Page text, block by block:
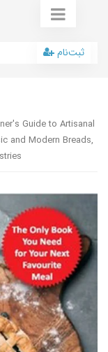
ثبت‌نام
Guide to Artisanal
and Modern Breads,